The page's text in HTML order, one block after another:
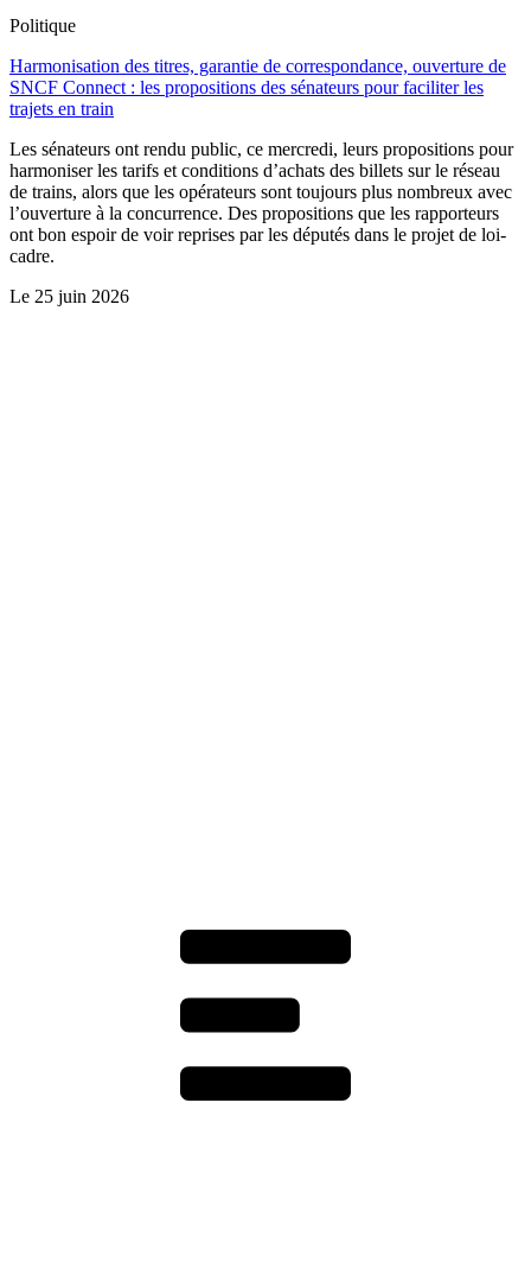
Politique
Harmonisation des titres, garantie de correspondance, ouverture de
SNCF Connect : les propositions des sénateurs pour faciliter les
trajets en train
Les sénateurs ont rendu public, ce mercredi, leurs propositions pour
harmoniser les tarifs et conditions d’achats des billets sur le réseau
de trains, alors que les opérateurs sont toujours plus nombreux avec
l’ouverture à la concurrence. Des propositions que les rapporteurs
ont bon espoir de voir reprises par les députés dans le projet de loi-
cadre.
Le 25 juin 2026